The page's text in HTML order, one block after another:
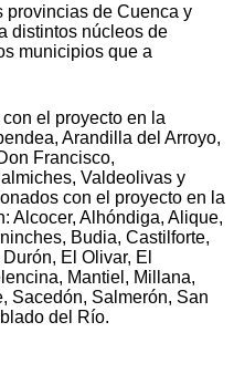
provincias de Cuenca y
distintos núcleos de
municipios que a
el proyecto en la
Arandilla del Arroyo,
Francisco,
Valdeolivas y
con el proyecto en la
Alcocer, Alhóndiga, Alique,
Budia, Castilforte,
El Olivar, El
Mantiel, Millana,
Sacedón, Salmerón, San
del Río.